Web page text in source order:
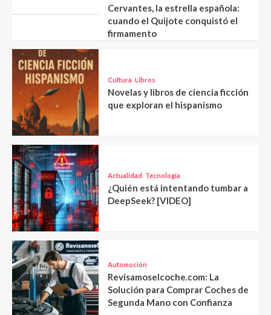
Cervantes, la estrella española:
cuando el Quijote conquistó el
firmamento
Cultura Libros
Novelas y libros de ciencia ficción
que exploran el hispanismo
Actualidad Tecnología
¿Quién está intentando tumbar a
DeepSeek? [VIDEO]
Automoción
Revisamoselcoche.com: La
Solución para Comprar Coches de
Segunda Mano con Confianza